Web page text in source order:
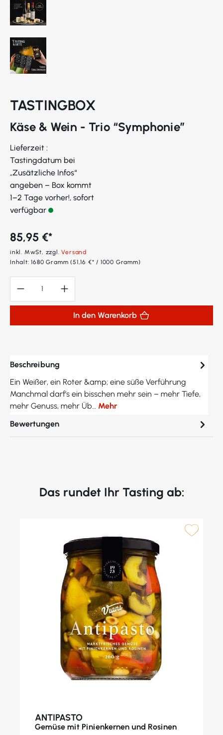
TASTINGBOX
Käse & Wein - Trio “Symphonie”
Lieferzeit :
Tastingdatum bei
„Zusätzliche Infos“
angeben – Box kommt
1–2 Tage vorher!, sofort
verfügbar
85,95 €*
inkl. MwSt, zzgl.Versand
Inhalt:1680 Gramm(51,16 €* / 1000 Gramm)
In den Warenkorb
Beschreibung
Ein Weißer, ein Roter &amp; eine süße Verführung
Manchmal darf’s ein bisschen mehr sein – mehr Tiefe,
mehr Genuss, mehr Üb… Mehr
Bewertungen
Das rundet Ihr Tasting ab:
ANTIPASTO
Gemüse mit Pinienkernen und Rosinen